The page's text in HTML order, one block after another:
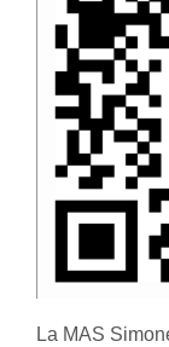
La MAS